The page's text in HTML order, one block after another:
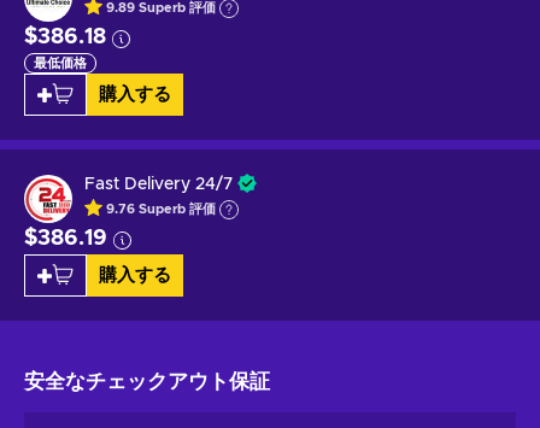
9.89 Superb 評価
$386.18
最低価格
購入する
Fast Delivery 24/7
9.76 Superb 評価
$386.19
購入する
安全なチェックアウト保証